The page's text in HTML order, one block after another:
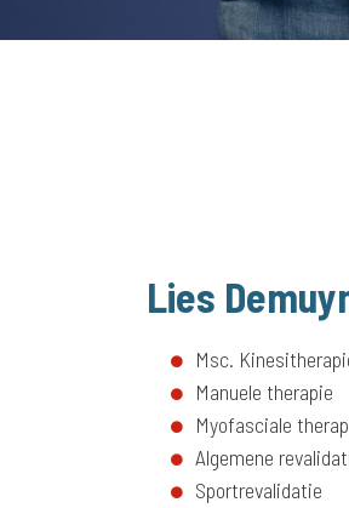
Lies
Msc.
Manuele therapie
Myofasciale
Algemene
Sportrevalidatie